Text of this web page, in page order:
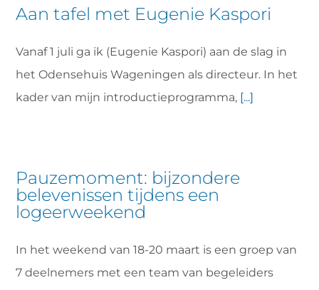
Aan tafel met Eugenie Kaspori
Vanaf 1 juli ga ik (Eugenie Kaspori) aan de slag in
het Odensehuis Wageningen als directeur. In het
kader van mijn introductieprogramma, [...]
Pauzemoment: bijzondere
belevenissen tijdens een
logeerweekend
In het weekend van 18-20 maart is een groep van
7 deelnemers met een team van begeleiders